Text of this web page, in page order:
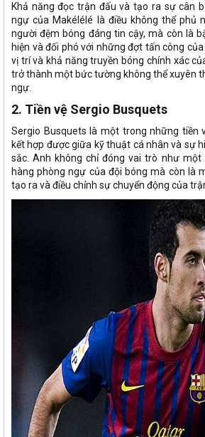
Khả năng đọc trận đấu và tạo ra sự cân
ngự của Makélélé là điều không thể phủ
người đệm bóng đáng tin cậy, mà còn là
hiện và đối phó với những đợt tấn công
vị trí và khả năng truyền bóng chính xác
trở thành một bức tường không thể xuyên
ngự.
2. Tiền vệ Sergio Busquets
Sergio Busquets là một trong những tiền
kết hợp được giữa kỹ thuật cá nhân và sự
sắc. Anh không chỉ đóng vai trò như
hàng phòng ngự của đội bóng mà còn là
tạo ra và điều chỉnh sự chuyển động của